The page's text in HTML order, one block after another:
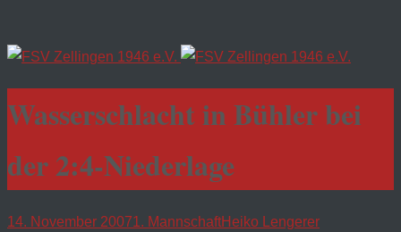
Wasserschlacht in Bühler bei
der 2:4-Niederlage
14. November 20071. MannschaftHeiko Lengerer